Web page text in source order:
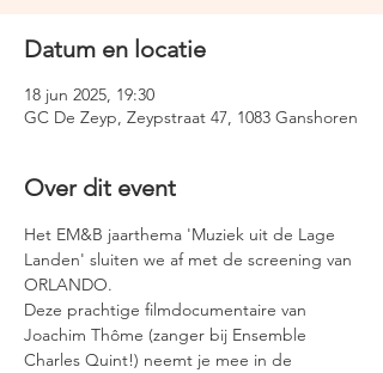
Datum en locatie
18 jun 2025, 19:30
GC De Zeyp, Zeypstraat 47, 1083 Ganshoren
Over dit event
Het EM&B jaarthema 'Muziek uit de Lage
Landen' sluiten we af met de screening van
ORLANDO.
Deze prachtige filmdocumentaire van
Joachim Thôme (zanger bij Ensemble
Charles Quint!) neemt je mee in de